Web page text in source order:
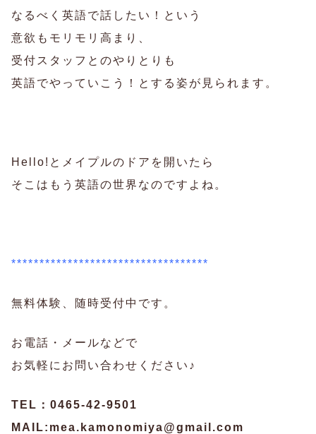
なるべく英語で話したい！という
意欲もモリモリ高まり、
受付スタッフとのやりとりも
英語でやっていこう！とする姿が見られます。
Hello!とメイプルのドアを開いたら
そこはもう英語の世界なのですよね。
***********************************
無料体験、随時受付中です。
お電話・メールなどで
お気軽にお問い合わせください♪
TEL：0465-42-9501
MAIL:mea.kamonomiya@gmail.com